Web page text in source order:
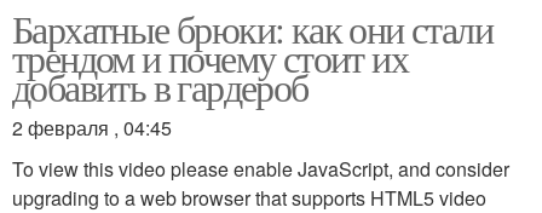
Бархатные брюки: как они стали
трендом и почему стоит их
добавить в гардероб
2 февраля , 04:45
To view this video please enable JavaScript, and consider
upgrading to a web browser that supports HTML5 video